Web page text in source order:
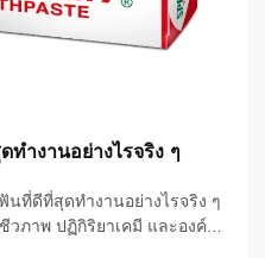
ำงานอย่างไรจริง ๆ
นที่ดีที่สุดทำงานอย่างไรจริง ๆ
วภาพ ปฏิกิริยาเคมี และองค์